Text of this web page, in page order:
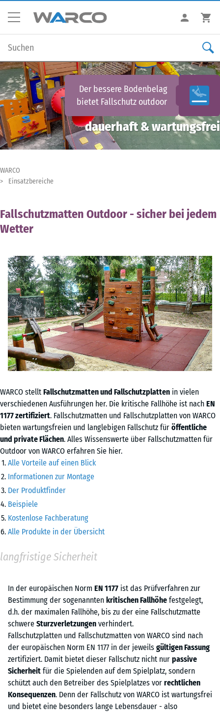
Der bessere Bodenbelag
bietet Fallschutz outdoor
dauerhaft & wartungsfrei
WARCO
Einsatzbereiche
Fallschutzmatten Outdoor - sicher bei jedem
Wetter
WARCO stellt Fallschutzmatten und Fallschutzplatten in vielen
verschiedenen Ausführungen her. Die kritische Fallhöhe ist nach EN
1177 zertifiziert. Fallschutzmatten und Fallschutzplatten von WARCO
bieten wartungsfreien und langlebigen Fallschutz für öffentliche
und private Flächen. Alles Wissenswerte über Fallschutzmatten für
Outdoor von WARCO erfahren Sie hier.
Alle Vorteile auf einen Blick
Informationen zur Montage
Der Produktfinder
Beispiele
Kostenlose Fachberatung
Alle Produkte in der Übersicht
langfristige Sicherheit
In der europäischen Norm EN 1177 ist das Prüfverfahren zur
Bestimmung der sogenannten kritischen Fallhöhe festgelegt,
d.h. der maximalen Fallhöhe, bis zu der eine Fallschutzmatte
schwere Sturzverletzungen verhindert.
Fallschutzplatten und Fallschutzmatten von WARCO sind nach
der europäischen Norm EN 1177 in der jeweils gültigen Fassung
zertifiziert. Damit bietet dieser Fallschutz nicht nur passive
Sicherheit für die Spielenden auf dem Spielplatz, sondern
schützt auch den Betreiber des Spielplatzes vor rechtlichen
Konsequenzen. Denn der Fallschutz von WARCO ist wartungsfrei
und bietet eine besonders lange Lebensdauer - also